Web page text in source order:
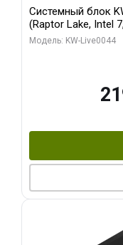
Системный блок
(Raptor Lake, Intel
модуля)/ Gigabyte
Модель: KW-Live0044